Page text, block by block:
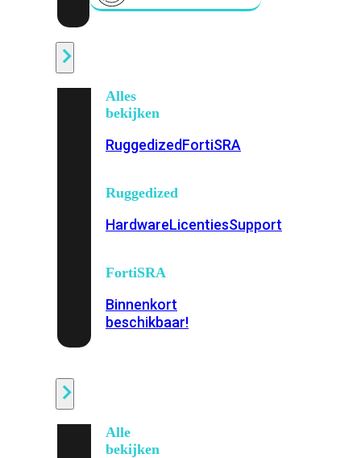
Alles
bekijken
RuggedizedFortiSRA
Ruggedized
HardwareLicentiesSupport
FortiSRA
Binnenkort
beschikbaar!
Alle
bekijken